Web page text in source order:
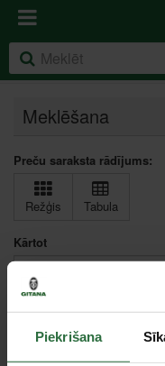
Piekrišana
Meklēšana
Preču saraksta rādījums:
Režģis Tabula
Kārtot
Ievadiet meklēšanas